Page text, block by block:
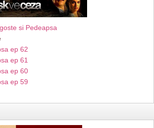
si Pedeapsa
ep 62
ep 61
ep 60
ep 59